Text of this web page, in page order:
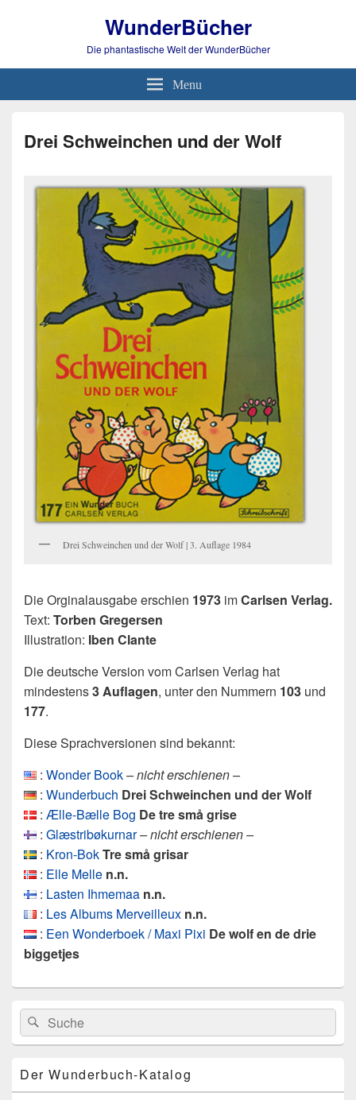
WunderBücher
Die phantastische Welt der WunderBücher
Menu
Drei Schweinchen und der Wolf
Drei Schweinchen und der Wolf | 3. Auflage 1984
Die Orginalausgabe erschien 1973 imCarlsen Verlag.
Text: Torben Gregersen
Illustration: Iben Clante
Die deutsche Version vom Carlsen Verlag hat
mindestens3 Auflagen, unter den Nummern 103 und
177.
Diese Sprachversionen sind bekannt:
: Wonder Book– nicht erschienen –
: Wunderbuch Drei Schweinchen und der Wolf
: Ælle-Bælle Bog De tre små grise
: Glæstribøkurnar– nicht erschienen –
: Kron-BokTre små grisar
: Elle Melle n.n.
: Lasten Ihmemaa n.n.
: Les Albums Merveilleux n.n.
: Een Wonderboek / Maxi Pixi De wolf en de drie
biggetjes
Primärer
Seitenleisten
Widget-
Bereich
Search
for:
Suche
Der Wunderbuch-Katalog